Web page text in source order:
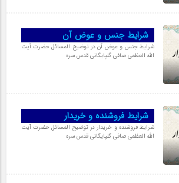
شرایط جنس و عوض آن
شرایط جنس و عوض آن در توضیح المسائل حضرت آیت
الله العظمی صافی گلپایگانی قدس سره
شرایط فروشنده و خریدار
شرایط فروشنده و خریدار در توضیح المسائل حضرت آیت
الله العظمی صافی گلپایگانی قدس سره